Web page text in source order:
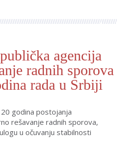
agencija
radnih sporova
rada u Srbiji
godina postojanja
rešavanje radnih sporova,
u očuvanju stabilnosti